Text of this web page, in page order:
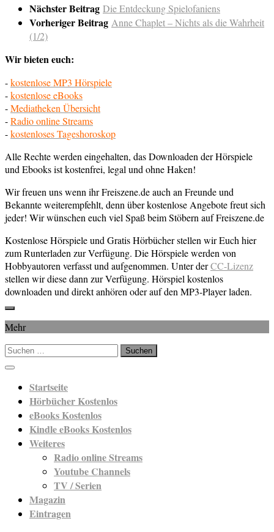
Nächster Beitrag Die Entdeckung Spielofaniens
Vorheriger Beitrag Anne Chaplet – Nichts als die Wahrheit
(1/2)
Wir bieten euch:
-kostenlose MP3 Hörspiele
-kostenlose eBooks
-Mediatheken Übersicht
-Radio online Streams
-kostenloses Tageshoroskop
Alle Rechte werden eingehalten, das Downloaden der Hörspiele
und Ebooks ist kostenfrei, legal und ohne Haken!
Wir freuen uns wenn ihr Freiszene.de auch an Freunde und
Bekannte weiterempfehlt, denn über kostenlose Angebote freut sich
jeder! Wir wünschen euch viel Spaß beim Stöbern auf Freiszene.de
Kostenlose Hörspiele und Gratis Hörbücher stellen wir Euch hier
zum Runterladen zur Verfügung. Die Hörspiele werden von
Hobbyautoren verfasst und aufgenommen. Unter derCC-Lizenz
stellen wir diese dann zur Verfügung. Hörspiel kostenlos
downloaden und direkt anhören oder auf den MP3-Player laden.
Mehr
Suchen
nach:
Startseite
Hörbücher Kostenlos
eBooks Kostenlos
Kindle eBooks Kostenlos
Weiteres
Radio online Streams
Youtube Channels
TV / Serien
Magazin
Eintragen